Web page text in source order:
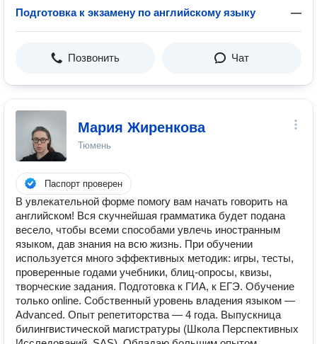
Подготовка к экзамену по английскому языку —
Позвонить Чат
Мария Жиренкова
Тюмень
Паспорт проверен
В увлекательной форме помогу вам начать говорить на
английском! Вся скучнейшая грамматика будет подана
весело, чтобы всеми способами увлечь иностранным
языком, дав знания на всю жизнь. При обучении
используется много эффективных методик: игры, тесты,
проверенные годами учебники, блиц-опросы, квизы,
творческие задания. Подготовка к ГИА, к ЕГЭ. Обучение
только online. Собственный уровень владения языком —
Advanced. Опыт репетиторства — 4 года. Выпускница
билингвистической магистратуры (Школа Перспективных